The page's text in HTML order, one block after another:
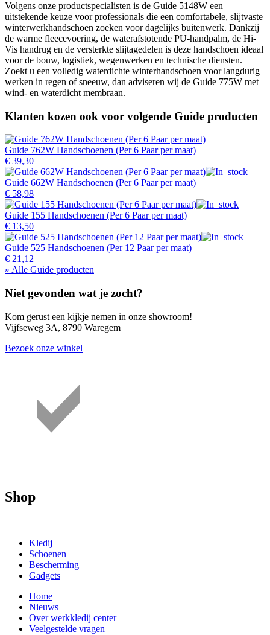
Volgens onze productspecialisten is de Guide 5148W een
uitstekende keuze voor professionals die een comfortabele, slijtvaste
winterwerkhandschoen zoeken voor dagelijks buitenwerk. Dankzij
de warme fleecevoering, de waterafstotende PU-handpalm, de Hi-
Vis handrug en de versterkte slijtagedelen is deze handschoen ideaal
voor de bouw, logistiek, wegenwerken en technische diensten.
Zoekt u een volledig waterdichte winterhandschoen voor langdurig
werken in regen of sneeuw, dan adviseren wij de Guide 775W met
wind- en waterdicht membraan.
Klanten kozen ook voor volgende Guide producten
Guide 762W Handschoenen (Per 6 Paar per maat)
€ 39,30
Guide 662W Handschoenen (Per 6 Paar per maat)
€ 58,98
Guide 155 Handschoenen (Per 6 Paar per maat)
€ 13,50
Guide 525 Handschoenen (Per 12 Paar per maat)
€ 21,12
» Alle Guide producten
Niet gevonden wat je zocht?
Kom gerust een kijkje nemen in onze showroom!
Vijfseweg 3A, 8790 Waregem
Bezoek onze winkel
Shop
Kledij
Schoenen
Bescherming
Gadgets
Home
Nieuws
Over werkkledij center
Veelgestelde vragen